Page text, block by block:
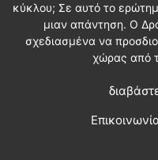
κύκλου; Σε αυτό το
μιαν απάντηση. Ο
σχεδιασμένα να
χώρας από